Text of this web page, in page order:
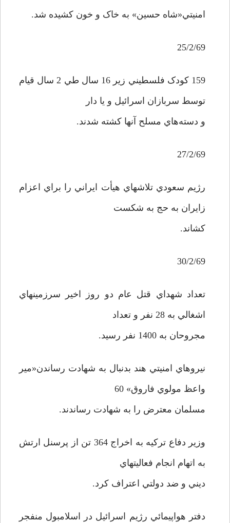
امنيتي«شاه حسين» به خاک و خون کشيده شد.
25/2/69
159 کودک فلسطيني زير 16 سال طي 2 سال قيام
توسط سربازان اسرائيل و يا دار
و دسته‌هاي مسلح آنها کشته شدند.
27/2/69
رژيم سعودي تلاشهاي هيأت ايراني را براي اعزام
زايران به حج به شکست
کشاند.
30/2/69
تعداد شهداي قتل عام دو روز اخير سرزمينهاي
اشغالي به 28 نفر و تعداد
مجروحان به 1400 نفر رسيد.
نيروهاي امنيتي هند بدنبال به شهادت رساندن«مير
واعظ مولوي فاروق» 60
مسلمان معترض را به شهادت رساندند.
وزير دفاع ترکيه به اخراج 364 تن از پرسنل ارتش
به اتهام انجام فعاليتهاي
ديني و ضد دولتي اعتراف کرد.
دفتر هواپيمائي رژيم اسرائيل در اسلامبول منفجر